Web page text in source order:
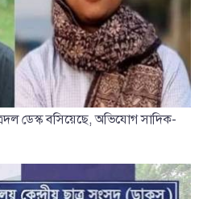
ডেস্ক বসিয়েছে, অভিযোগ সাদিক-